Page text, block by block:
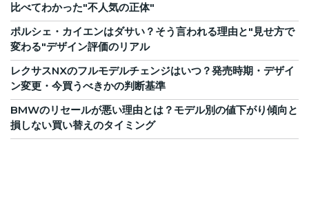
比べてわかった"不人気の正体"
ポルシェ・カイエンはダサい？そう言われる理由と"見せ方で
変わる"デザイン評価のリアル
レクサスNXのフルモデルチェンジはいつ？発売時期・デザイ
ン変更・今買うべきかの判断基準
BMWのリセールが悪い理由とは？モデル別の値下がり傾向と
損しない買い替えのタイミング